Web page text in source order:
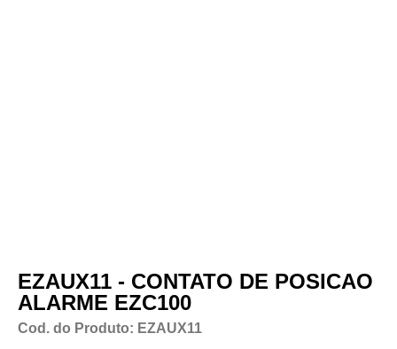
EZAUX11 - CONTATO DE POSICAO
ALARME EZC100
Cod. do Produto: EZAUX11